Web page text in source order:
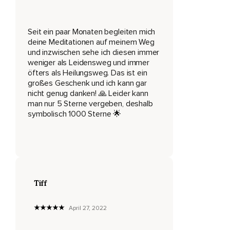
Du kannst doch einmal zu deinen Lungen spüren,
Die die Luft in sich aufnehmen,
Kraft schöpfen und die Luft wieder abgeben.
Nimm einfach mal diese ruhige Bewegung in dir wahr.
Deine Organe wissen alle ganz genau,
Kannst du einfach beobachten und wende einmal deine
Seit ein paar Monaten begleiten mich
deine Meditationen auf meinem Weg
und inzwischen sehe ich diesen immer
weniger als Leidensweg und immer
öfters als Heilungsweg. Das ist ein
großes Geschenk und ich kann gar
nicht genug danken! 🙏 Leider kann
man nur 5 Sterne vergeben, deshalb
symbolisch 1000 Sterne 🌟
Tiff
April 27, 2022